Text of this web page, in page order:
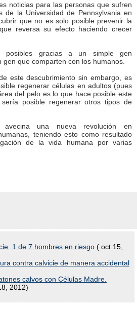
noticias para las personas que sufren
de la Universidad de Pennsylvania en
que no es solo posible prevenir la
reversa su efecto haciendo crecer
posibles gracias a un simple gen
que comparten con los humanos.
este descubrimiento sin embargo, es
regenerar células en adultos (pues
del pelo es lo que hace posible este
posible regenerar otros tipos de
una nueva revolución en
teniendo esto como resultado
de la vida humana por varias
1 de 7 hombres en riesgo ( oct 15,
contra calvicie de manera accidental
calvos con Células Madre.
2012)